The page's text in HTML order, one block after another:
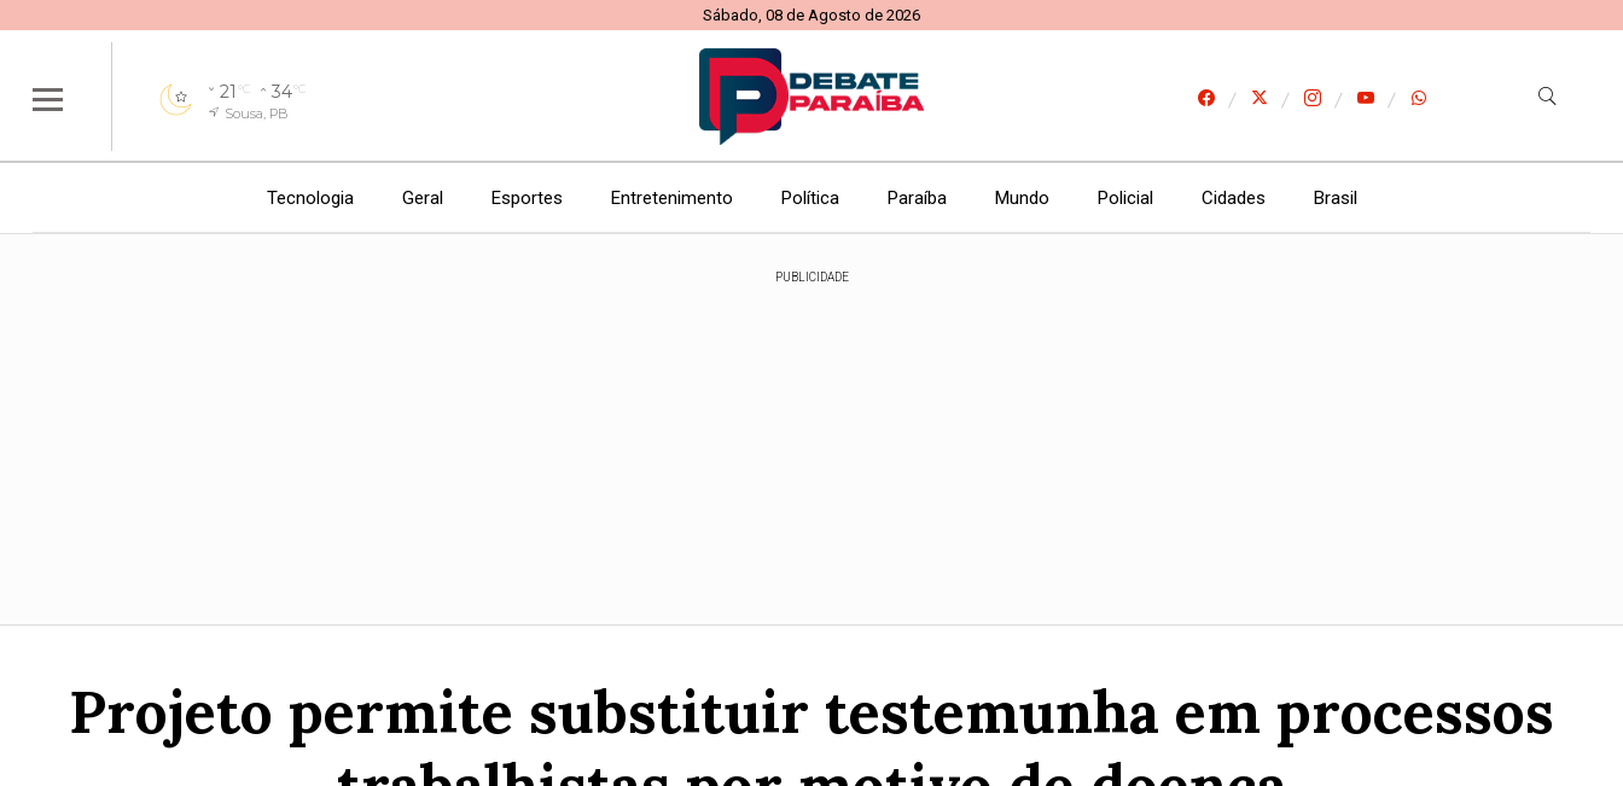
Sábado, 08 de Agosto de 2026
21 °C 34°C
Sousa, PB
Tecnologia Geral Esportes Entretenimento Política Paraíba Mundo Policial Cidades Brasil
PUBLICIDADE
Projeto permite substituir testemunha em processos